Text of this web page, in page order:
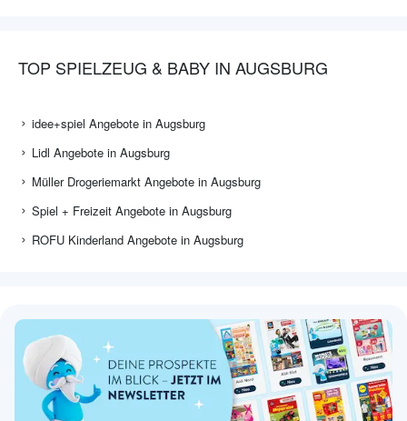
TOP SPIELZEUG & BABY IN AUGSBURG
idee+spiel Angebote in Augsburg
Lidl Angebote in Augsburg
Müller Drogeriemarkt Angebote in Augsburg
Spiel + Freizeit Angebote in Augsburg
ROFU Kinderland Angebote in Augsburg